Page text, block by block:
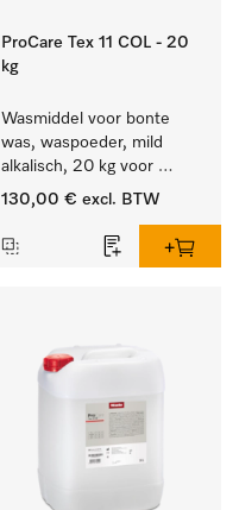
ProCare Tex 11 COL - 20
kg
Wasmiddel voor bonte
was, waspoeder, mild
alkalisch, 20 kg voor
behoud van kleur en
was.
130,00 € excl. BTW